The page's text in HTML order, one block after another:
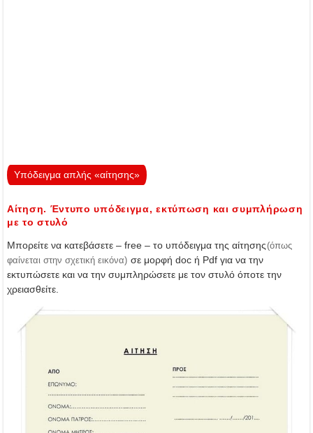
Υπόδειγμα απλής «αίτησης»
Αίτηση. Έντυπο υπόδειγμα, εκτύπωση και συμπλήρωση
με το στυλό
Μπορείτε να κατεβάσετε – free – το υπόδειγμα της αίτησης(όπως
φαίνεται στην σχετική εικόνα) σε μορφή doc ή Pdf για να την
εκτυπώσετε και να την συμπληρώσετε με τον στυλό όποτε την
χρειασθείτε.